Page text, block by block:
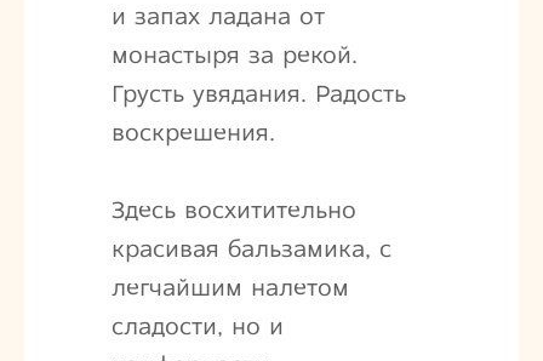
и запах ладана от
монастыря за рекой.
Грусть увядания. Радость
воскрешения.
Здесь восхитительно
красивая бальзамика, с
легчайшим налетом
сладости, но и